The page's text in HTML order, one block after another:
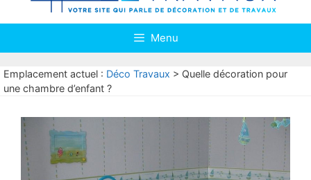
Menu
Emplacement actuel : Déco Travaux > Quelle décoration pour
une chambre d’enfant ?